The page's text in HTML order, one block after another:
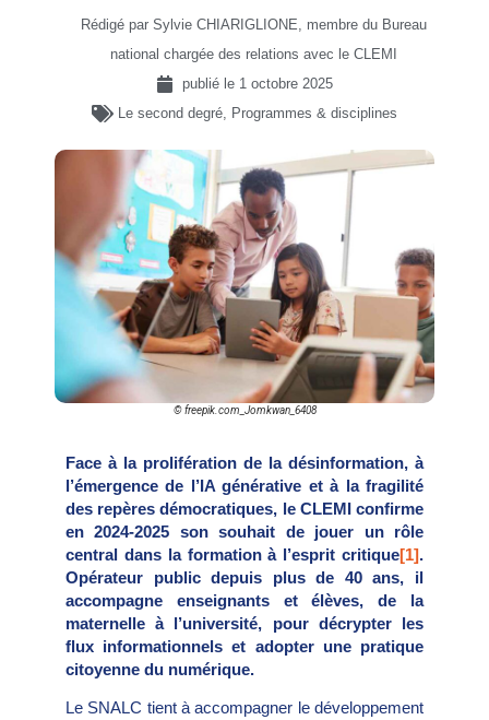
Rédigé par Sylvie CHIARIGLIONE, membre du Bureau
national chargée des relations avec le CLEMI
publié le 1 octobre 2025
Le second degré, Programmes & disciplines
© freepik.com_Jomkwan_6408
Face à la prolifération de la désinformation, à
l’émergence de l’IA générative et à la fragilité
des repères démocratiques, le CLEMI confirme
en 2024-2025 son souhait de jouer un rôle
central dans la formation à l’esprit critique[1].
Opérateur public depuis plus de 40 ans, il
accompagne enseignants et élèves, de la
maternelle à l’université, pour décrypter les
flux informationnels et adopter une pratique
citoyenne du numérique.
Le SNALC tient à accompagner le développement